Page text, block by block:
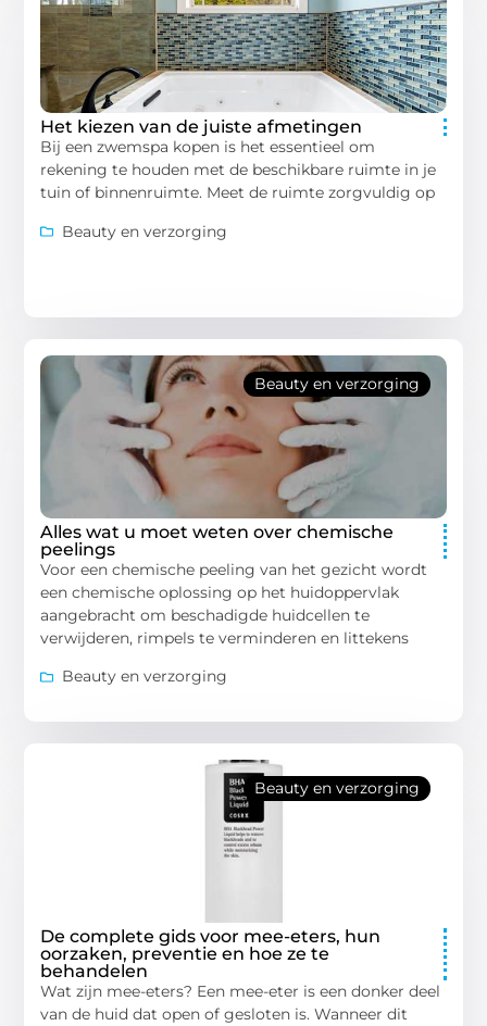
Het kiezen van de juiste afmetingen
Bij een zwemspa kopen is het essentieel om
rekening te houden met de beschikbare ruimte in je
tuin of binnenruimte. Meet de ruimte zorgvuldig op
Beauty en verzorging
Beauty en verzorging
Alles wat u moet weten over chemische
peelings
Voor een chemische peeling van het gezicht wordt
een chemische oplossing op het huidoppervlak
aangebracht om beschadigde huidcellen te
verwijderen, rimpels te verminderen en littekens
Beauty en verzorging
Beauty en verzorging
De complete gids voor mee-eters, hun
oorzaken, preventie en hoe ze te
behandelen
Wat zijn mee-eters? Een mee-eter is een donker deel
van de huid dat open of gesloten is. Wanneer dit